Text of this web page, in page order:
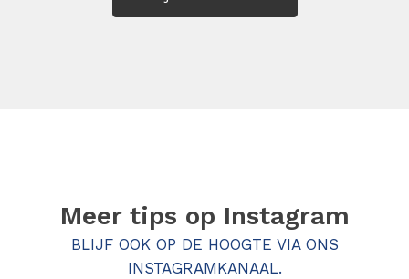
Meer tips op Instagram
BLIJF OOK OP DE HOOGTE VIA ONS
INSTAGRAMKANAAL.